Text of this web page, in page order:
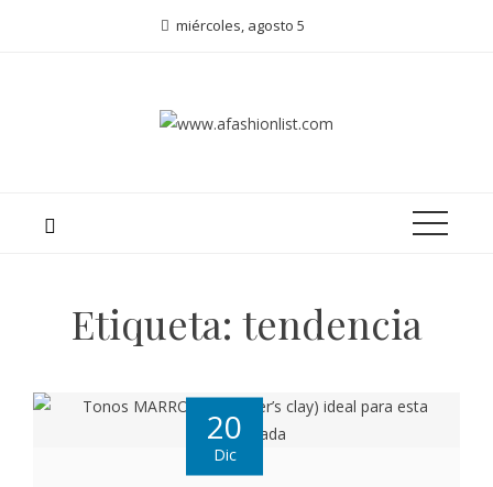
miércoles, agosto 5
Etiqueta: tendencia
20
Dic